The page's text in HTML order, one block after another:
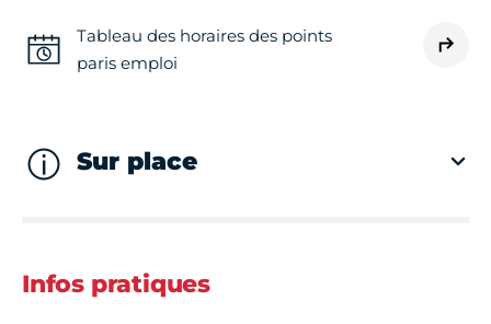
Jeudi
Samedi Fermé
Tableau des horaires des points
paris emploi
Sur place
Infos pratiques